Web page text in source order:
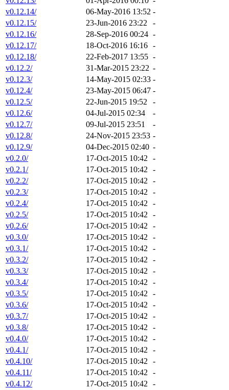
v0.12.14/
06-May-2016 13:52 -
v0.12.15/
23-Jun-2016 23:22
-
v0.12.16/
28-Sep-2016 00:24 -
v0.12.17/
18-Oct-2016 16:16 -
v0.12.18/
22-Feb-2017 13:55 -
v0.12.2/
31-Mar-2015 23:22 -
v0.12.3/
14-May-2015 02:33 -
v0.12.4/
23-May-2015 06:47 -
v0.12.5/
22-Jun-2015 19:52
-
v0.12.6/
04-Jul-2015 02:34
-
v0.12.7/
09-Jul-2015 23:51
-
v0.12.8/
24-Nov-2015 23:53 -
v0.12.9/
04-Dec-2015 02:40 -
v0.2.0/
17-Oct-2015 10:42
-
v0.2.1/
17-Oct-2015 10:42
-
v0.2.2/
17-Oct-2015 10:42
-
v0.2.3/
17-Oct-2015 10:42
-
v0.2.4/
17-Oct-2015 10:42
-
v0.2.5/
17-Oct-2015 10:42
-
v0.2.6/
17-Oct-2015 10:42
-
v0.3.0/
17-Oct-2015 10:42
-
v0.3.1/
17-Oct-2015 10:42
-
v0.3.2/
17-Oct-2015 10:42
-
v0.3.3/
17-Oct-2015 10:42
-
v0.3.4/
17-Oct-2015 10:42
-
v0.3.5/
17-Oct-2015 10:42
-
v0.3.6/
17-Oct-2015 10:42
-
v0.3.7/
17-Oct-2015 10:42
-
v0.3.8/
17-Oct-2015 10:42
-
v0.4.0/
17-Oct-2015 10:42
-
v0.4.1/
17-Oct-2015 10:42
-
v0.4.10/
17-Oct-2015 10:42
-
v0.4.11/
17-Oct-2015 10:42
-
v0.4.12/
17-Oct-2015 10:42 -